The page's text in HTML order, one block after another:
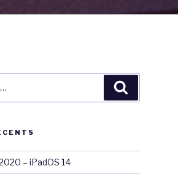
– iPadOS 14